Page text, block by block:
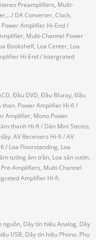
Preamplifiers, Multi-
/ DA Converter, Clock,
Power Amplifier Hi-End/
Multi-Channel Power
Bookshelf, Loa Center, Loa
Hi-End/ Intergrated
Đầu DVD, Đầu Bluray, Đầu
than. Power Amplifier Hi-fi /
Amplifier, Mono Power
thanh Hi-fi / Dàn Mini Stereo,
AV Receivers Hi-fi / AV
/ Loa Floorstanding, Loa
tường âm trần, Loa sân vườn.
Amplifiers, Multi-Channel
Amplifier Hi-fi.
Dây tín hiệu Analog, Dây
USB, Dây tín hiệu Phono. Phụ